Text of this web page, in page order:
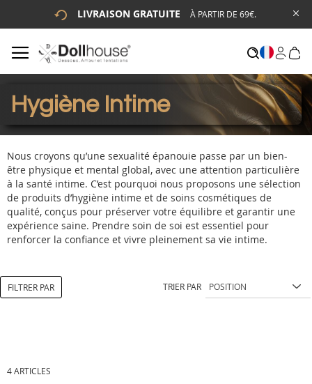
LIVRAISON GRATUITE
À PARTIR DE 69€.
# ENTREZ AU MOINS 3 CARACTÈRES POUR LANCER LA
# APPUYEZ SUR LA TOUCHE "ENTRER" POUR LANCER LA
RECHERCHE
Hygiène Intime
Nous croyons qu’une sexualité épanouie passe par un bien-
être physique et mental global, avec une attention particulière
à la santé intime. C’est pourquoi nous proposons une sélection
de produits d’hygiène intime et de soins cosmétiques de
qualité, conçus pour préserver votre équilibre et garantir une
expérience saine. Prendre soin de soi est essentiel pour
renforcer la confiance et vivre pleinement sa vie intime.
4ARTICLES
TRIER PAR
FILTRER PAR